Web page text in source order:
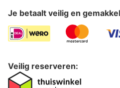
Je betaalt veilig en
Veilig reserveren: